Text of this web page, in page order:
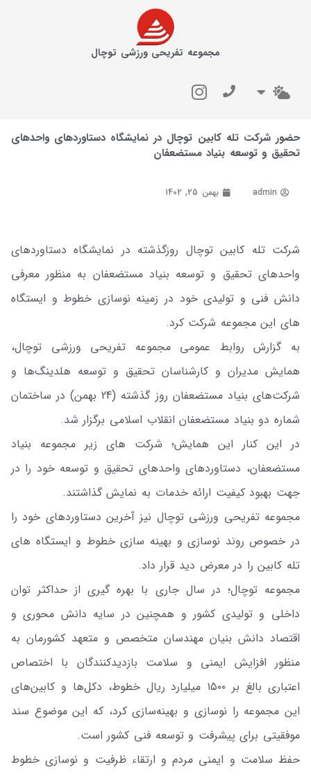
مجموعه تفریحی ورزشی توچال
حضور شرکت تله کابین توچال در نمایشگاه دستاوردهای واحدهای
تحقیق و توسعه بنیاد مستضعفان
admin بهمن 25, 1402
شرکت تله کابین توچال روزگذشته در نمایشگاه دستاوردهای
واحدهای تحقیق و توسعه بنیاد مستضعفان به منظور معرفی
دانش فنی و تولیدی خود در زمینه نوسازی خطوط و ایستگاه
های این مجموعه شرکت کرد.
به گزارش روابط عمومی مجموعه تفریحی ورزشی توچال،
همایش مدیران و کارشناسان تحقیق و توسعه هلدینگ‌ها و
شرکت‌های بنیاد مستضعفان روز گذشته (24 بهمن) در ساختمان
شماره دو بنیاد مستضعفان انقلاب اسلامی برگزار شد.
در این کنار این همایش؛ شرکت های زیر مجموعه بنیاد
مستضعفان، دستاوردهای واحدهای تحقیق و توسعه خود را در
جهت بهبود کیفیت ارائه خدمات به نمایش گذاشتند.
مجموعه تفریحی ورزشی توچال نیز آخرین دستاوردهای خود را
در خصوص روند نوسازی و بهینه سازی خطوط و ایستگاه های
تله کابین را در معرض دید قرار داد.
مجموعه توچال؛ در سال جاری با بهره گیری از حداکثر توان
داخلی و تولیدی کشور و همچنین در سایه دانش محوری و
اقتصاد دانش بنیان مهندسان متخصص و متعهد کشورمان به
منظور افزایش ایمنی و سلامت بازدیدکنندگان با اختصاص
اعتباری بالغ بر ۱۵۰۰ میلیارد ریال خطوط، دکل‌ها و کابین‌های
این مجموعه را نوسازی و بهینه‌سازی کرد، که این موضوع سند
موفقیتی برای پیشرفت و توسعه فنی کشور است.
حفظ سلامت و ایمنی مردم و ارتقاء ظرفیت و نوسازی خطوط